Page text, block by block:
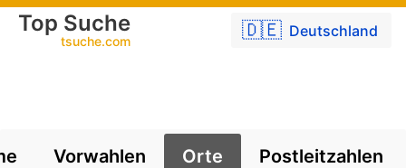
🇩🇪 Deutschland
Top Suche
tsuche.com
Vorwahlen Orte Postleitzahlen